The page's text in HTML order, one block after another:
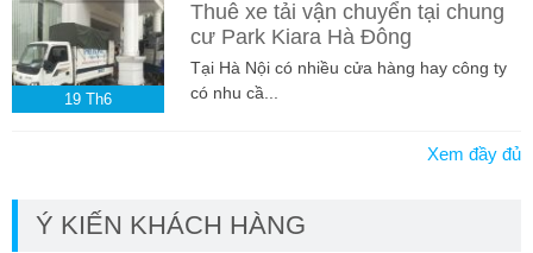
19 Th6
Thuê xe tải vận chuyển tại chung
cư Park Kiara Hà Đông
Tại Hà Nội có nhiều cửa hàng hay công ty
có nhu cầ...
Xem đầy đủ
Ý KIẾN KHÁCH HÀNG